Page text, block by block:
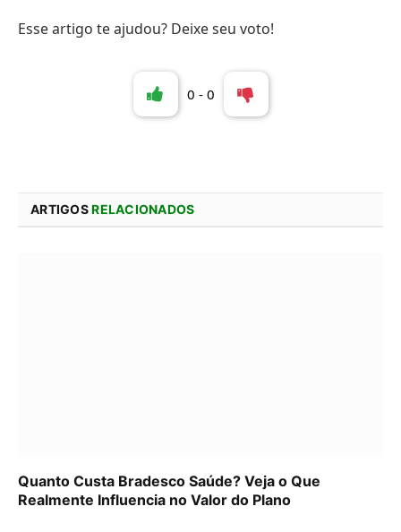
Esse artigo te ajudou? Deixe seu voto!
0 - 0
ARTIGOSRELACIONADOS
Quanto Custa Bradesco Saúde? Veja o Que
Realmente Influencia no Valor do Plano